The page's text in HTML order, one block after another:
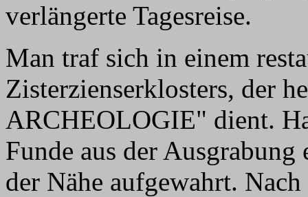
verlängerte Tagesreise.
Man traf sich in einem
Zisterzienserklosters, der
ARCHEOLOGIE" dient.
Funde aus der
der Nähe aufgewahrt.